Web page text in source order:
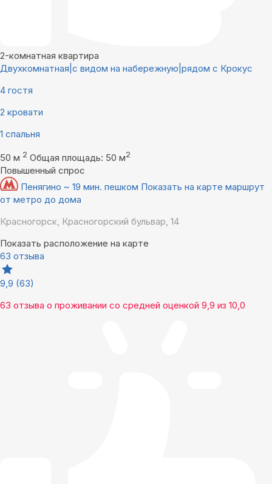
2-комнатная квартира
Двухкомнатная|с видом на набережную|рядом с Крокус
4 гостя
2 кровати
1 спальня
50 м 2 Общая площадь: 50 м2
Повышенный спрос
Пенягино ~ 19 мин. пешком Показать на карте маршрут
от метро до дома
Красногорск, Красногорский бульвар, 14
Показать расположение на карте
63 отзыва
9,9 (63)
63 отзыва о проживании со средней оценкой 9,9 из 10,0